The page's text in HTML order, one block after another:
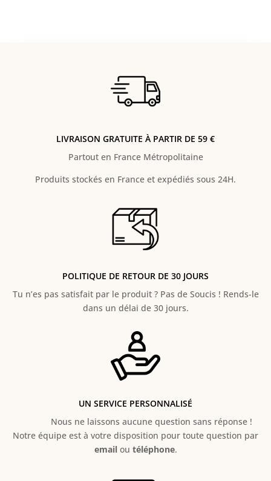
LIVRAISON GRATUITE À PARTIR DE 59 €
Partout en France Métropolitaine
Produits stockés en France et expédiés sous 24H.
POLITIQUE DE RETOUR DE 30 JOURS
Tu n’es pas satisfait par le produit ? Pas de Soucis ! Rends-le
dans un délai de 30 jours.
UN SERVICE PERSONNALISÉ
Nous ne laissons aucune question sans réponse !
Notre équipe est à votre disposition pour toute question par
emailou téléphone.